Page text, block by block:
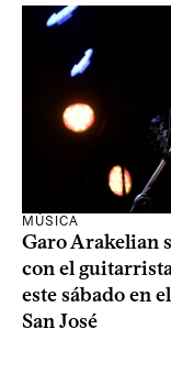
MÚSICA
Garo Arakelian
con el
este sábado en
San José